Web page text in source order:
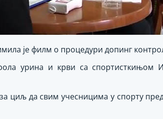
је филм о процедури допинг
урина и крви са спортисткињом
циљ да свим учесницима у спорту